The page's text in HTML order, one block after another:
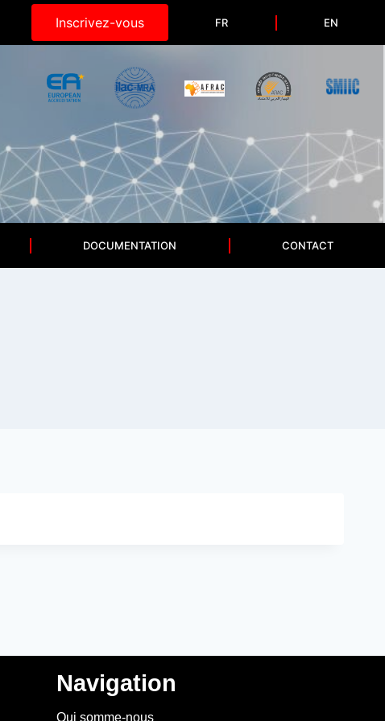
Inscrivez-vous FR EN
DOCUMENTATION CONTACT
Navigation
Qui somme-nous